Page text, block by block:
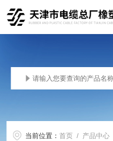
当前位置：首页 / 产品中心